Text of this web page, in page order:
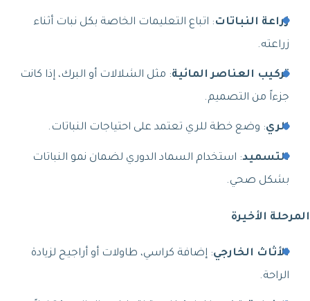
زراعة النباتات: اتباع التعليمات الخاصة بكل نبات أثناء
زراعته.
تركيب العناصر المائية: مثل الشلالات أو البرك، إذا كانت
جزءاً من التصميم.
الري: وضع خطة للري تعتمد على احتياجات النباتات.
التسميد: استخدام السماد الدوري لضمان نمو النباتات
بشكل صحي.
المرحلة الأخيرة
الأثاث الخارجي: إضافة كراسي، طاولات أو أراجيح لزيادة
الراحة.